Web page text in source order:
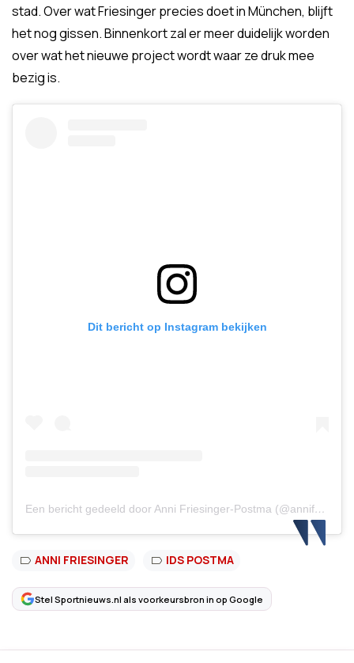
stad. Over wat Friesinger precies doet in München, blijft
het nog gissen. Binnenkort zal er meer duidelijk worden
over wat het nieuwe project wordt waar ze druk mee
bezig is.
Dit bericht op Instagram bekijken
Een bericht gedeeld door Anni Friesinger-Postma (@annifriesingerpostma)
ANNI FRIESINGER IDS POSTMA
Stel Sportnieuws.nl als voorkeursbron in op Google